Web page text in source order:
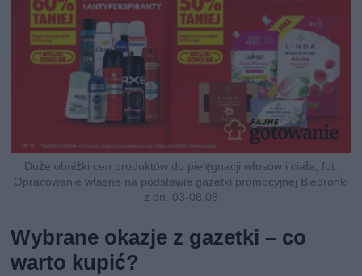
Duże obniżki cen produktów do pielęgnacji włosów i ciała, fot.
Opracowanie własne na podstawie gazetki promocyjnej Biedronki
z dn. 03-08.08
Wybrane okazje z gazetki – co
warto kupić?